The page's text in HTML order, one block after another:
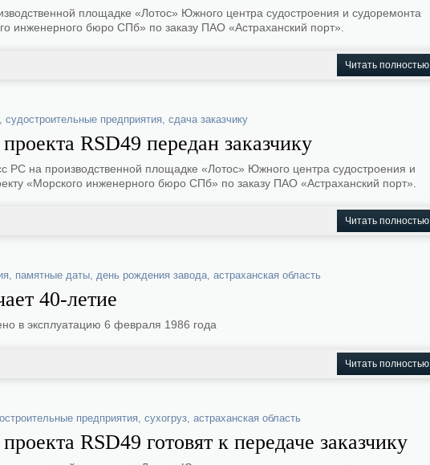
площадке «Лотос» Южного центра судостроения и судоремонта
инженерного бюро СПб» по заказу ПАО «Астраханский порт».
Читать полностью
, судостроительные предприятия, сдача заказчику
RSD49 передан заказчику
РС на производственной площадке «Лотос» Южного центра судостроения и
«Морского инженерного бюро СПб» по заказу ПАО «Астраханский порт».
Читать полностью
, памятные даты, день рождения завода, астраханская область
40-летие
в эксплуатацию 6 февраля 1986 года
Читать полностью
предприятия, сухогруз, астраханская область
RSD49 готовят к передаче заказчику